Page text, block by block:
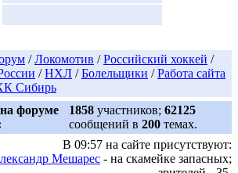
/Локомотив /Российский хоккей /
/НХЛ /Болельщики /Работа сайта
Сибирь
форуме
1858 участников; 62125
сообщений в 200 темах.
В 09:57 на сайте присутствуют:
Мешарес - на скамейке запасных;